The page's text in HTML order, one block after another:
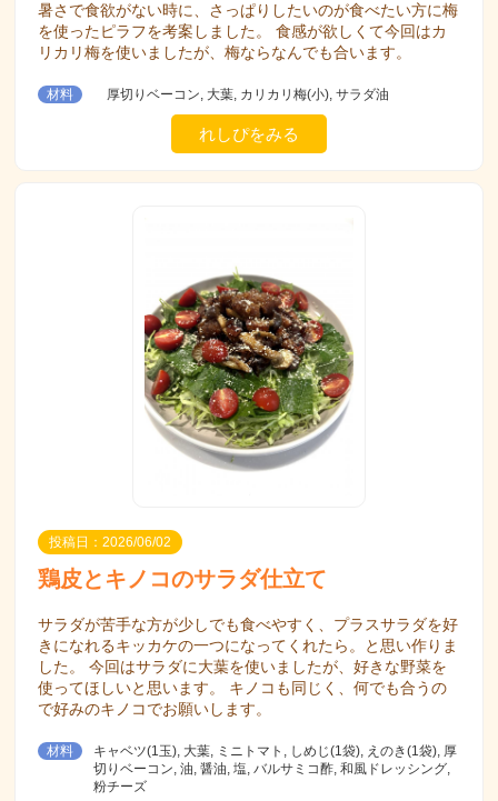
暑さで食欲がない時に、さっぱりしたいのが食べたい方に梅
を使ったピラフを考案しました。 食感が欲しくて今回はカ
リカリ梅を使いましたが、梅ならなんでも合います。
材料 厚切りベーコン, 大葉, カリカリ梅(小), サラダ油
れしぴをみる
投稿日：2026/06/02
鶏皮とキノコのサラダ仕立て
サラダが苦手な方が少しでも食べやすく、プラスサラダを好
きになれるキッカケの一つになってくれたら。と思い作りま
した。 今回はサラダに大葉を使いましたが、好きな野菜を
使ってほしいと思います。 キノコも同じく、何でも合うの
で好みのキノコでお願いします。
材料
キャベツ(1玉), 大葉, ミニトマト, しめじ(1袋), えのき(1袋), 厚
切りベーコン, 油, 醤油, 塩, バルサミコ酢, 和風ドレッシング,
粉チーズ